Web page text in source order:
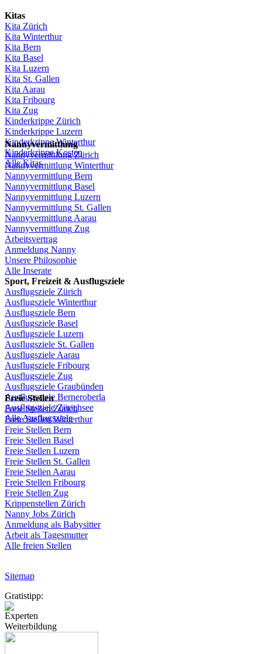
Kitas
Kita Zürich
Kita Winterthur
Kita Bern
Kita Basel
Kita Luzern
Kita St. Gallen
Kita Aarau
Kita Fribourg
Kita Zug
Kinderkrippe Zürich
Kinderkrippe Luzern
KinderkrippeWinterthur
Kinderkrippe Kosten
Alle Kitas
Nannyvermittlung
Nannyvermittlung Zürich
Nannyvermittlung Winterthur
Nannyvermittlung Bern
Nannyvermittlung Basel
Nannyvermittlung Luzern
Nannyvermittlung St. Gallen
Nannyvermittlung Aarau
Nannyvermittlung Zug
Arbeitsvertrag
Anmeldung Nanny
Unsere Philosophie
Alle Inserate
Sport, Freizeit & Ausflugsziele
Ausflugsziele Zürich
Ausflugsziele Winterthur
Ausflugsziele Bern
Ausflugsziele Basel
Ausflugsziele Luzern
Ausflugsziele St. Gallen
Ausflugsziele Aarau
Ausflugsziele Fribourg
Ausflugsziele Zug
Ausflugsziele Graubünden
Ausflugsziele Berneroberla
Ausflugsziele Zürichsee
Alle Ausflugsziele
Freie Stellen
Freie Stellen Zürich
Freie StellenWinterthur
Freie Stellen Bern
Freie Stellen Basel
Freie Stellen Luzern
Freie Stellen St. Gallen
Freie Stellen Aarau
Freie Stellen Fribourg
Freie Stellen Zug
Krippenstellen Zürich
Nanny Jobs Zürich
Anmeldung als Babysitter
Arbeit als Tagesmutter
Alle freien Stellen
Sitemap
Gratistipp:
Experten
Weiterbildung